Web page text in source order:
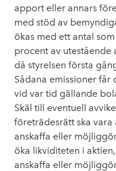
apport eller annars
med stöd av
ökas med ett antal
procent av
då styrelsen första
Sådana emissioner
vid var tid gällande
Skäl till eventuell
företrädesrätt ska
anskaffa eller
öka likviditeten i
anskaffa eller